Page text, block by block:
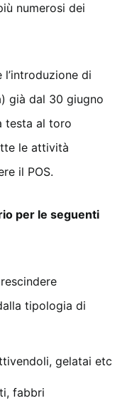
numerosi dei
di
già dal 30 giugno
testa al toro
le attività
il POS.
per le seguenti
tipologia di
gelatai etc
fabbri